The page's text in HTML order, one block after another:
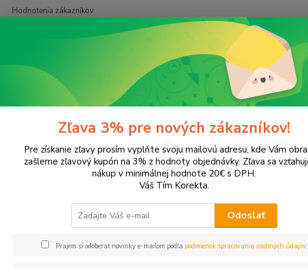
Hodnotenia zákazníkov
Tonery a náplne do tlačiarní SAMSUNG CLX-3185FN
CLX-3185FN
Upresniť parametre
EUR Od
Zľava 3% pre nových zákazníkov!
Pre získanie zľavy prosím vyplňte svoju mailovú adresu, kde Vám
zašleme zľavový kupón na 3% z hodnoty objednávky. Zľava sa
nákup v minimálnej hodnote 20€ s DPH.
Váš Tím Korekta.
Odoslať
Prajem si odoberať novinky e-mailom podľa podmienok spracovania osobných údajov.